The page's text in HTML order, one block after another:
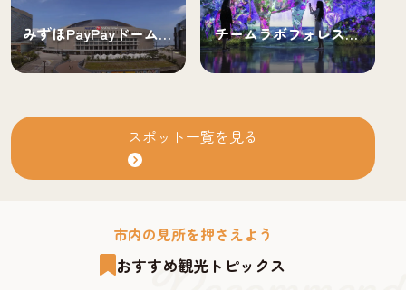
みずほPayPayドーム福
岡
チームラボフォレスト
福岡 – SBI証券
スポット一覧を見る
市内の見所を押さえよう
おすすめ観光トピックス